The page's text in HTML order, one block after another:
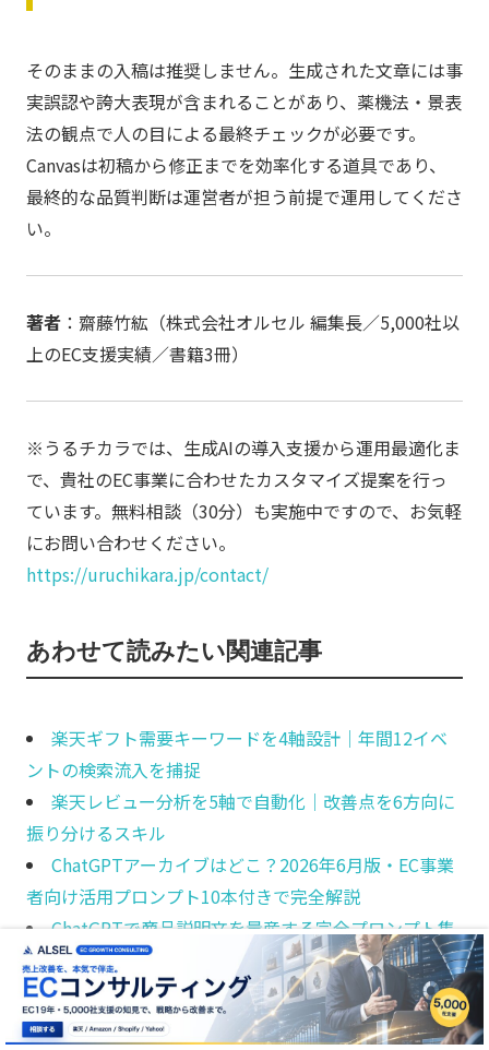
そのままの入稿は推奨しません。生成された文章には事
実誤認や誇大表現が含まれることがあり、薬機法・景表
法の観点で人の目による最終チェックが必要です。
Canvasは初稿から修正までを効率化する道具であり、
最終的な品質判断は運営者が担う前提で運用してくださ
い。
著者：齋藤竹紘（株式会社オルセル 編集長／5,000社以
上のEC支援実績／書籍3冊）
※うるチカラでは、生成AIの導入支援から運用最適化ま
で、貴社のEC事業に合わせたカスタマイズ提案を行っ
ています。無料相談（30分）も実施中ですので、お気軽
にお問い合わせください。
https://uruchikara.jp/contact/
あわせて読みたい関連記事
楽天ギフト需要キーワードを4軸設計｜年間12イベ
ントの検索流入を捕捉
楽天レビュー分析を5軸で自動化｜改善点を6方向に
振り分けるスキル
ChatGPTアーカイブはどこ？2026年6月版・EC事業
者向け活用プロンプト10本付きで完全解説
ChatGPTで商品説明文を量産する完全プロンプト集
【2026年版】｜楽天/Amazon/Shopify対応15本付き
ShopifyをAIで運営する完全ガイド【2026年版】｜
Magic・Sidekick・ChatGPT実装プロンプト18本